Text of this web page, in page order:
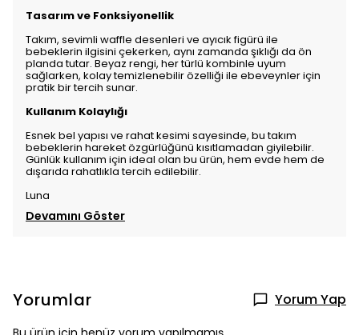
Tasarım ve Fonksiyonellik
Takım, sevimli waffle desenleri ve ayıcık figürü ile
bebeklerin ilgisini çekerken, aynı zamanda şıklığı da ön
planda tutar. Beyaz rengi, her türlü kombinle uyum
sağlarken, kolay temizlenebilir özelliği ile ebeveynler için
pratik bir tercih sunar.
Kullanım Kolaylığı
Esnek bel yapısı ve rahat kesimi sayesinde, bu takım
bebeklerin hareket özgürlüğünü kısıtlamadan giyilebilir.
Günlük kullanım için ideal olan bu ürün, hem evde hem de
dışarıda rahatlıkla tercih edilebilir.
Luna
Devamını Göster
Yorumlar Yorum Yap